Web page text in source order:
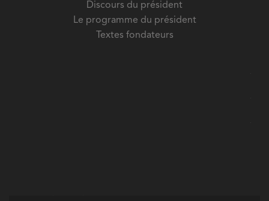
Discours du président
Le programme du président
Textes fondateurs